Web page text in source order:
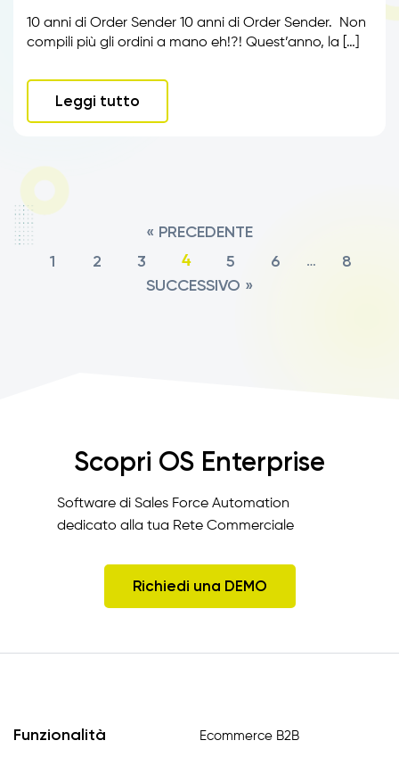
10 anni di Order Sender 10 anni di Order Sender. Non
compili più gli ordini a mano eh!?! Quest’anno, la […]
Leggi tutto
« PRECEDENTE
1
2 3 4 5 6 …
8
SUCCESSIVO »
Scopri OS Enterprise
Software di Sales Force Automation
dedicato alla tua Rete Commerciale
Richiedi una DEMO
Funzionalità Ecommerce B2B